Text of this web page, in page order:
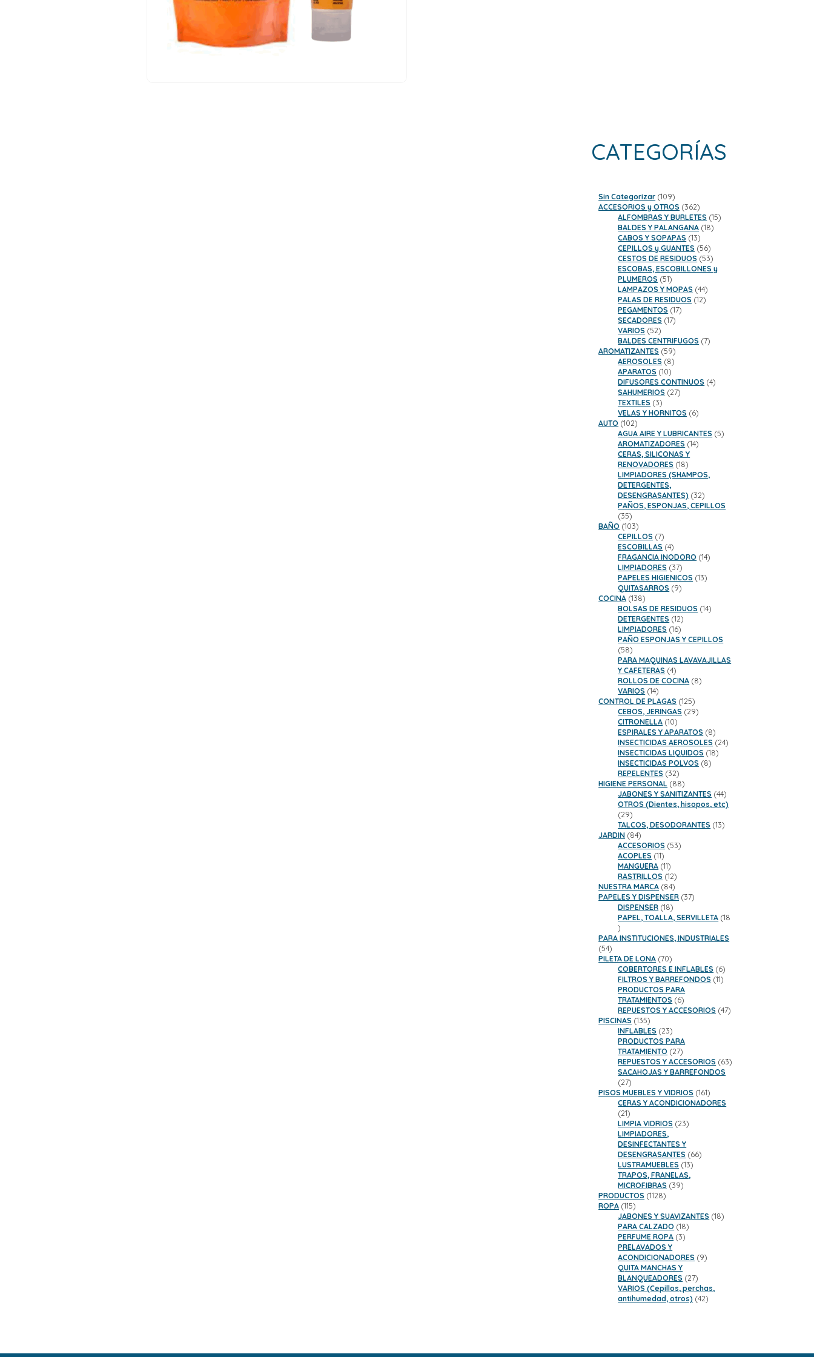
CATEGORÍAS
Sin Categorizar 109109
productos
ACCESORIOS y OTROS 362362
productos
ALFOMBRAS Y BURLETES 1515
BALDES Y PALANGANA 1818
CABOS Y SOPAPAS 1313
productos
CEPILLOS y GUANTES 5656
productos
CESTOS DE RESIDUOS 5353
productos
ESCOBAS, ESCOBILLONES y
PLUMEROS 5151
productos
LAMPAZOS Y MOPAS 4444
productos
PALAS DE RESIDUOS 1212
PEGAMENTOS 1717
SECADORES 1717
VARIOS 5252
productos
BALDES CENTRIFUGOS 77
AROMATIZANTES 5959
productos
AEROSOLES 88
APARATOS 1010
productos
DIFUSORES CONTINUOS 44
SAHUMERIOS 2727
TEXTILES 33
productos
VELAS Y HORNITOS 66
AUTO 102102
productos
AGUA AIRE Y LUBRICANTES 55
AROMATIZADORES 1414
CERAS, SILICONAS Y
RENOVADORES 1818
productos
LIMPIADORES (SHAMPOS,
DETERGENTES,
DESENGRASANTES) 3232
productos
PAÑOS, ESPONJAS, CEPILLOS
3535
productos
BAÑO 103103
productos
CEPILLOS 77
productos
ESCOBILLAS 44
productos
FRAGANCIA INODORO 1414
LIMPIADORES 3737
productos
PAPELES HIGIENICOS 1313
QUITASARROS 99
COCINA 138138
productos
BOLSAS DE RESIDUOS 1414
DETERGENTES 1212
productos
LIMPIADORES 1616
productos
PAÑO ESPONJAS Y CEPILLOS
5858
productos
PARA MAQUINAS LAVAVAJILLAS
Y CAFETERAS 44
productos
ROLLOS DE COCINA 88
VARIOS 1414
productos
CONTROL DE PLAGAS 125125
productos
CEBOS, JERINGAS 2929
CITRONELLA 1010
productos
ESPIRALES Y APARATOS 88
productos
INSECTICIDAS AEROSOLES 2424
INSECTICIDAS LIQUIDOS 1818
INSECTICIDAS POLVOS 88
REPELENTES 3232
productos
HIGIENE PERSONAL 8888
productos
JABONES Y SANITIZANTES 4444
productos
OTROS (Dientes, hisopos, etc)
2929
productos
TALCOS, DESODORANTES 1313
JARDIN 8484
productos
ACCESORIOS 5353
ACOPLES 1111
productos
MANGUERA 1111
productos
RASTRILLOS 1212
productos
NUESTRA MARCA 8484
productos
PAPELES Y DISPENSER 3737
DISPENSER 1818
productos
PAPEL, TOALLA, SERVILLETA 18
18
productos
PARA INSTITUCIONES, INDUSTRIALES
5454
productos
PILETA DE LONA 7070
productos
COBERTORES E INFLABLES 66
productos
FILTROS Y BARREFONDOS 1111
PRODUCTOS PARA
TRATAMIENTOS 66
productos
REPUESTOS Y ACCESORIOS 4747
PISCINAS 135135
productos
INFLABLES 2323
productos
PRODUCTOS PARA
TRATAMIENTO 2727
productos
REPUESTOS Y ACCESORIOS 6363
SACAHOJAS Y BARREFONDOS
2727
productos
PISOS MUEBLES Y VIDRIOS 161161
productos
CERAS Y ACONDICIONADORES
2121
productos
LIMPIA VIDRIOS 2323
LIMPIADORES,
DESINFECTANTES Y
DESENGRASANTES 6666
LUSTRAMUEBLES 1313
TRAPOS, FRANELAS,
MICROFIBRAS 3939
PRODUCTOS 11281128
ROPA 115115
productos
JABONES Y SUAVIZANTES 1818
PARA CALZADO 1818
PERFUME ROPA 33
PRELAVADOS Y
ACONDICIONADORES 99
QUITA MANCHAS Y
BLANQUEADORES 2727
productos
VARIOS (Cepillos, perchas,
antihumedad, otros) 4242